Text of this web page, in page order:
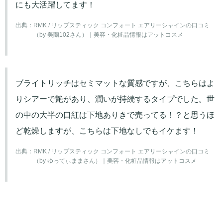
にも大活躍してます！
出典： RMK / リップスティック コンフォート エアリーシャインの口コミ
（by 美蘭102さん）｜美容・化粧品情報はアットコスメ
ブライトリッチはセミマットな質感ですが、こちらはよ
りシアーで艶があり、潤いが持続するタイプでした。世
の中の大半の口紅は下地ありきで売ってる！？と思うほ
ど乾燥しますが、こちらは下地なしでもイケます！
出典： RMK / リップスティック コンフォート エアリーシャインの口コミ
（by ゆってぃままさん）｜美容・化粧品情報はアットコスメ